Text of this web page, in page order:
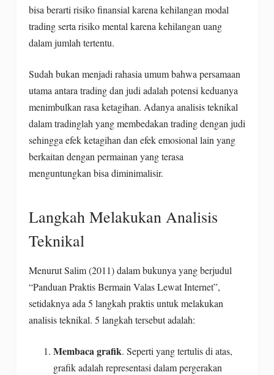
bisa berarti risiko finansial karena kehilangan modal
trading serta risiko mental karena kehilangan uang
dalam jumlah tertentu.
Sudah bukan menjadi rahasia umum bahwa persamaan
utama antara trading dan judi adalah potensi keduanya
menimbulkan rasa ketagihan. Adanya analisis teknikal
dalam tradinglah yang membedakan trading dengan judi
sehingga efek ketagihan dan efek emosional lain yang
berkaitan dengan permainan yang terasa
menguntungkan bisa diminimalisir.
Langkah Melakukan Analisis
Teknikal
Menurut Salim (2011) dalam bukunya yang berjudul
“Panduan Praktis Bermain Valas Lewat Internet”,
setidaknya ada 5 langkah praktis untuk melakukan
analisis teknikal. 5 langkah tersebut adalah:
Membaca grafik. Seperti yang tertulis di atas,
grafik adalah representasi dalam pergerakan